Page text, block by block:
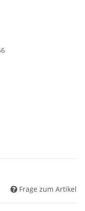
Frage zum Artikel